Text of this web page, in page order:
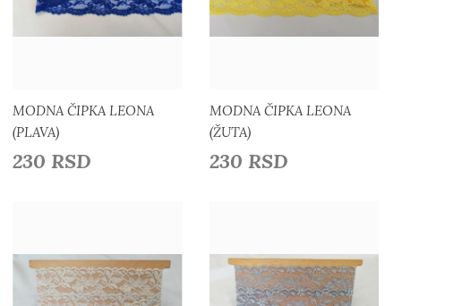
Dodaj u listu želja
MODNA ČIPKA LEONA
(PLAVA)
230 RSD
Dodaj u listu želja
MODNA ČIPKA LEONA
(ŽUTA)
230 RSD